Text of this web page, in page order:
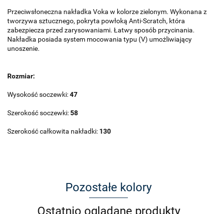
Przeciwsłoneczna nakładka Voka w kolorze zielonym. Wykonana z
tworzywa sztucznego, pokryta powłoką Anti-Scratch, która
zabezpiecza przed zarysowaniami. Łatwy sposób przycinania.
Nakładka posiada system mocowania typu (V) umożliwiający
unoszenie.
Rozmiar:
Wysokość soczewki:47
Szerokość soczewki:58
Szerokość całkowita nakładki: 130
Pozostałe kolory
Ostatnio oglądane produkty